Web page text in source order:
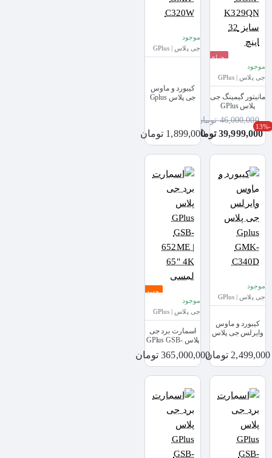
حراج
موجود
جی پلاس | GPlus
مانیتور گیمینگ جی
پلاس GPlus
سایز 32 اینچ
-13%
39,999,000 تومان
46,000,000 تومان
موجود
جی پلاس | GPlus
کیبورد و ماوس
جی پلاس Gplus
1,899,000 تومان
موجود
جی پلاس | GPlus
کیبورد و ماوس
وایرلس جی پلاس
C340D
2,499,000 تومان
جدید
موجود
جی پلاس | GPlus
اسمارت برد جی
پلاس GPlus GSB-
لمسی
365,000,000 تومان